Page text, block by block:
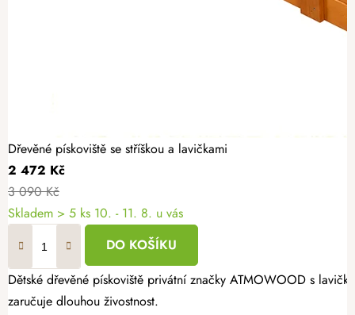
Dřevěné pískoviště se stříškou a lavičkami
2 472 Kč
3 090 Kč
Skladem > 5 ks 10. - 11. 8. u vás
DO KOŠÍKU
Dětské dřevěné pískoviště privátní značky ATMOWOOD s
zaručuje dlouhou živostnost.